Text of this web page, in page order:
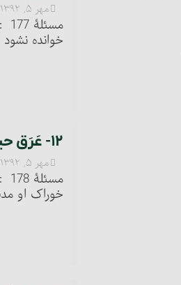
مهر ۵, ۱۳۹۲
خوانده نشود
۱۲- عَرَق حیوان نجاست‌خوار
مهر ۵, ۱۳۹۲
خوراک او